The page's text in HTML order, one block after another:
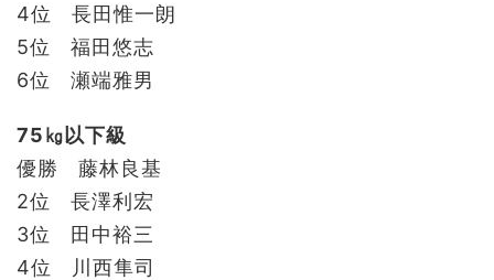
4位 長田惟一朗
5位 福田悠志
6位 瀬端雅男
75㎏以下級
優勝 藤林良基
2位 長澤利宏
3位 田中裕三
4位 川西隼司